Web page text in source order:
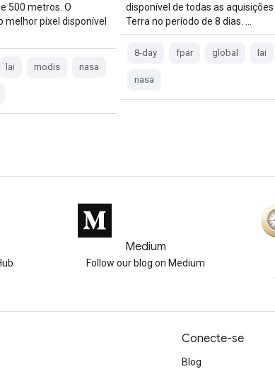
500 metros. O
melhor píxel disponível
lai modis nasa
disponível de todas as
Terra no período de 8 dias. …
8-day fpar global lai
nasa
Medium
Follow our blog on Medium
Conecte-se
Blog